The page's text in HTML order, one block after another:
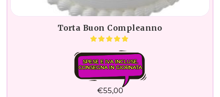
Torta Buon Compleanno
SPESE E IVA INCLUSE.
CONSEGNA IN GIORNATA
€55,00